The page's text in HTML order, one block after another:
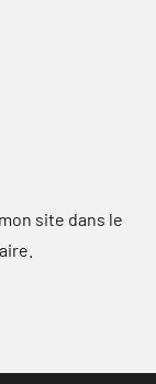
site dans le